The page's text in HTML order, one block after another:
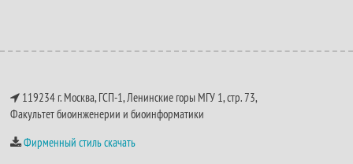
119234 г. Москва, ГСП-1, Ленинские горы МГУ 1, стр. 73,
Факультет биоинженерии и биоинформатики
Фирменный стиль скачать